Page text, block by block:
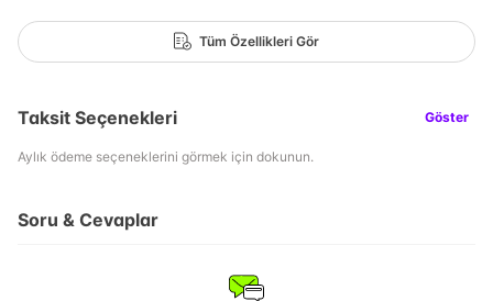
Tüm Özellikleri Gör
Taksit Seçenekleri Göster
Aylık ödeme seçeneklerini görmek için dokunun.
Soru & Cevaplar